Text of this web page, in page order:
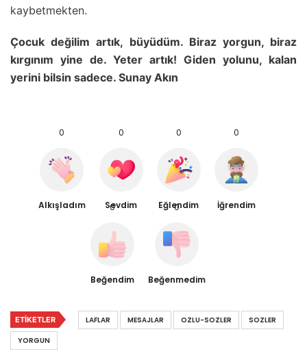
kaybetmekten.
Çocuk değilim artık, büyüdüm. Biraz yorgun, biraz
kırgınım yine de. Yeter artık! Giden yolunu, kalan
yerini bilsin sadece. Sunay Akın
0
Alkışladım
0
Sevdim
0
Eğlendim
0
İğrendim
0
Beğendim
0
Beğenmedim
ETIKETLER LAFLAR MESAJLAR OZLU-SOZLER
SOZLER
YORGUN